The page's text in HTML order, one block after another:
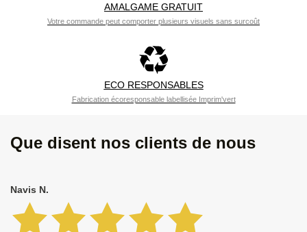
AMALGAME GRATUIT
Votre commande peut comporter plusieurs visuels sans surcoût
ECO RESPONSABLES
Fabrication écoresponsable labellisée Imprim'vert
Que disent nos clients de nous
Navis N.